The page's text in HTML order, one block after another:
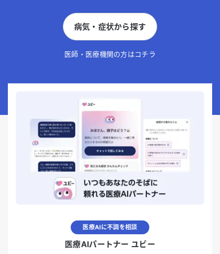
病気・症状から探す
医師・医療機関の方はコチラ
医療AIに不調を相談
医療AIパートナー ユビー